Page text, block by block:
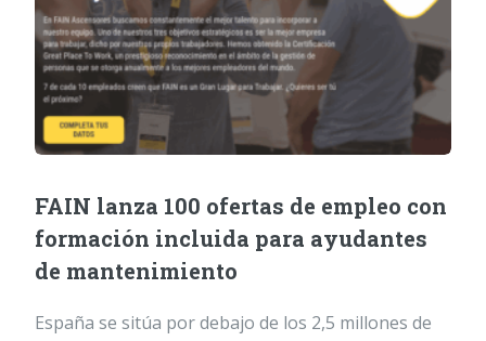
FAIN lanza 100 ofertas de empleo con
formación incluida para ayudantes
de mantenimiento
España se sitúa por debajo de los 2,5 millones de